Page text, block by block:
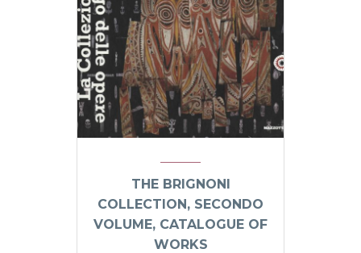
THE BRIGNONI
COLLECTION, SECONDO
VOLUME, CATALOGUE OF
WORKS